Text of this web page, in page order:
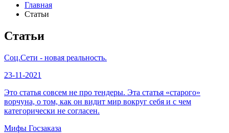
Главная
Статьи
Статьи
Соц.Сети - новая реальность.
23-11-2021
Это статья совсем не про тендеры. Эта статья «старого»
ворчуна, о том, как он видит мир вокруг себя и с чем
категорически не согласен.
Мифы Госзаказа